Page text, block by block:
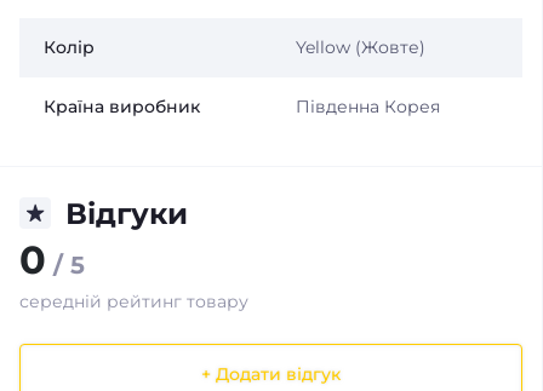
Колір Yellow (Жовте)
Країна виробник Південна Корея
Відгуки
0 / 5
середній рейтинг товару
+ Додати відгук